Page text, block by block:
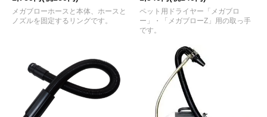
メガブローホースと本体、ホースと
ノズルを固定するリングです。
ペット用ドライヤー「メガブロ
ー」・「メガブローZ」用の取っ手
です。